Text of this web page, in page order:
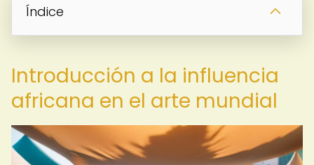
Índice
Introducción a la influencia
africana en el arte mundial